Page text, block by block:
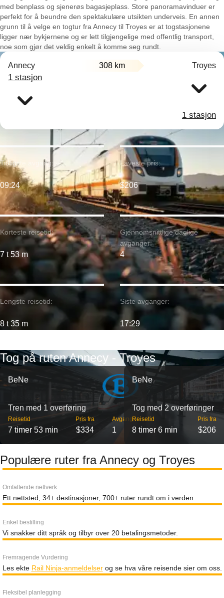
med benplass og sjenerøs bagasjeplass. Store panoramavinduer er
perfekt for å beundre den spektakulære utsikten underveis. En annen
grunn til å velge en togtur fra Annecy til Troyes er at togstasjonene
ligger nær bykjernene og er lett tilgjengelige med offentlig transport,
noe som gjør det veldig enkelt å komme seg rundt.
Annecy 308 km Troyes
1 stasjon
1 stasjon
Korteste reisetid:
7 t 53 m
Tidligste avgang:
09:24
Lengste reisetid:
8 t 35 m
Laveste pris:
$206
Gjennomsnittlige daglige
avganger:
4
Siste avganger:
17:29
Tog på ruten Annecy - Troyes
BeNe
Tren med 1 overføring
Reisetid
7 timer 53 min
Pris fra
$334
Avganger
1
BeNe
Tog med 2 overføringer
Reisetid
8 timer 6 min
Pris fra
$206
Populære ruter fra Annecy og Troyes
Omfattende nettverk
Ett nettsted, 34+ destinasjoner, 700+ ruter rundt om i verden.
Enkel bestilling
Vi snakker ditt språk og tilbyr over 20 betalingsmetoder.
Fremragende Vurdering
Les ekte Rail Ninja-anmeldelserog se hva våre reisende sier om oss.
Fleksibel planlegging